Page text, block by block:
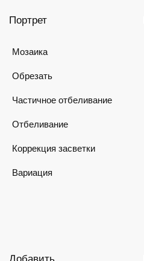
Портрет
Мозаика
Обрезать
Частичное отбеливание
Отбеливание
Коррекция засветки
Вариация